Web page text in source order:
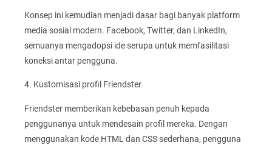
Konsep ini kemudian menjadi dasar bagi banyak platform
media sosial modern. Facebook, Twitter, dan LinkedIn,
semuanya mengadopsi ide serupa untuk memfasilitasi
koneksi antar pengguna.
4. Kustomisasi profil Friendster
Friendster memberikan kebebasan penuh kepada
penggunanya untuk mendesain profil mereka. Dengan
menggunakan kode HTML dan CSS sederhana, pengguna